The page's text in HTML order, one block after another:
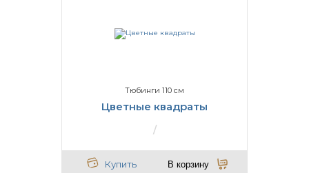
Тюбинги 110 см
Цветные квадраты
Купить В корзину